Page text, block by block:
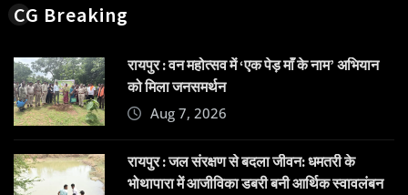
CG Breaking
रायपुर : वन महोत्सव में ‘एक पेड़ माँ के नाम’ अभियान
को मिला जनसमर्थन
Aug 7, 2026
रायपुर : जल संरक्षण से बदला जीवन: धमतरी के
भोथापारा में आजीविका डबरी बनी आर्थिक स्वावलंबन